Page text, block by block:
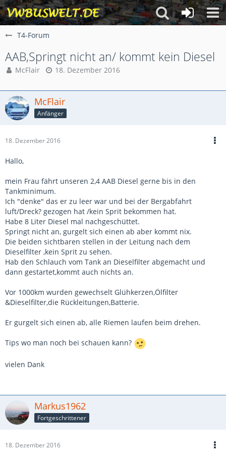
T4-Forum
AAB,Springt nicht an/ kommt kein Diesel
McFlair 18. Dezember 2016
McFlair
Anfänger
18. Dezember 2016
Hallo,
mein Frau fährt unseren 2,4 AAB Diesel gerne bis in den
Tankminimum.
Ich "denke" das er zu leer war und bei der Bergabfahrt
luft/Dreck? gezogen hat /kein Sprit bekommen hat.
Habe 8 Liter Diesel mal nachgeschüttet.
Springt nicht an, gurgelt sich einen ab aber kommt nix.
Die beiden sichtbaren stellen in der Leitung nach dem
Dieselfilter ,kein Sprit zu sehen.
Hab den Schlauch vom Tank an Dieselfilter abgemacht und
dann gestartet,kommt auch nichts an.
Vor 1000km wurden gewechselt Glühkerzen,Ölfilter
&Dieselfilter,die Rückleitungen,Batterie.
Er gurgelt sich einen ab, alle Riemen laufen beim drehen.
Tips wo man noch bei schauen kann?
vielen Dank
Markus1962
Fortgeschrittener
18. Dezember 2016